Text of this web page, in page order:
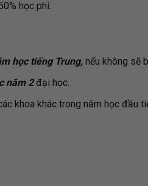
học phí.
học tiếng Trung,nếu không sẽ
năm 2đại học.
khoa khác trong năm học đầu